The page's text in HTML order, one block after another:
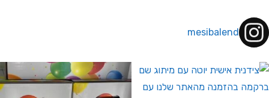
mesibalend
לחברי מועדון ומצטרפים חדשים🤍